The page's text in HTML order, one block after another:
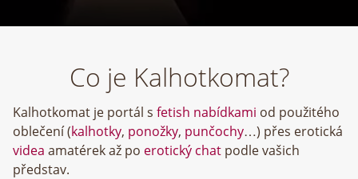
Co je Kalhotkomat?
Kalhotkomat je portál s fetish nabídkami od použitého
oblečení (kalhotky, ponožky, punčochy…) přes erotická
videa amatérek až po erotický chat podle vašich
představ.